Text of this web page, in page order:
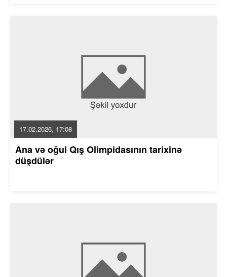
17.02.2026, 17:08
Ana və oğul Qış Olimpidasının tarixinə
düşdülər